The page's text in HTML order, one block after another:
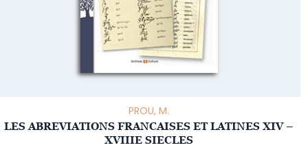
PROU, M.
LES ABREVIATIONS FRANCAISES ET LATINES XIV –
XVIIIE SIECLES